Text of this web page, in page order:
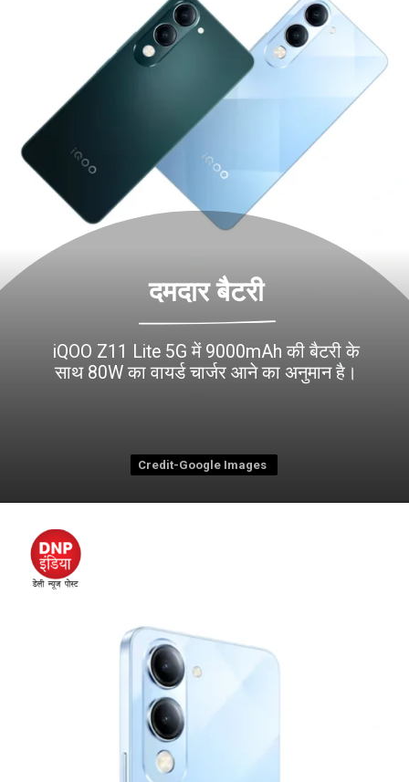
Credit-Google Images
Credit-Google Images
दमदार बैटरीदमदार बैटरी
iQOO Z11 Lite 5G में 9000mAh की बैटरी के